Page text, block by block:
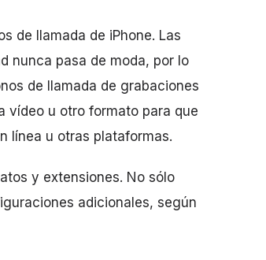
de llamada de iPhone. Las
nunca pasa de moda, por lo
de llamada de grabaciones
vídeo u otro formato para que
línea u otras plataformas.
y extensiones. No sólo
adicionales, según